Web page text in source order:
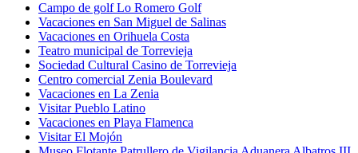
Campo de golf Lo Romero Golf
Vacaciones en San Miguel de Salinas
Vacaciones en Orihuela Costa
Teatro municipal de Torrevieja
Sociedad Cultural Casino de Torrevieja
Centro comercial Zenia Boulevard
Vacaciones en La Zenia
Visitar Pueblo Latino
Vacaciones en Playa Flamenca
Visitar El Mojón